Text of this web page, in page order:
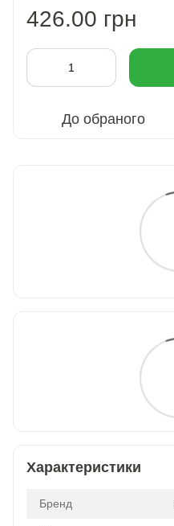
426.00 грн
До обраного
Характеристики
Бренд